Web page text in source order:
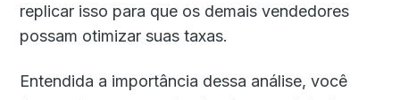
replicar isso para que os demais vendedores
possam otimizar suas taxas.
Entendida a importância dessa análise, você